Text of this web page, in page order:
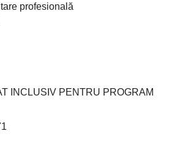
profesională
INCLUSIV PENTRU PROGRAM